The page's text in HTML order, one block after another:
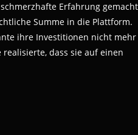
Erfahrung gemacht
Summe in die Plattform.
ihre Investitionen nicht mehr
dass sie auf einen